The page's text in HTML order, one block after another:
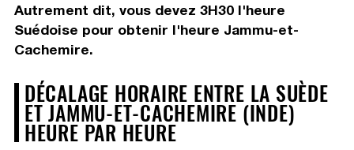
Autrement dit, vous devez 3H30 l'heure
Suédoise pour obtenir l'heure Jammu-et-
Cachemire.
DÉCALAGE HORAIRE ENTRE LA SUÈDE
ET JAMMU-ET-CACHEMIRE (INDE)
HEURE PAR HEURE